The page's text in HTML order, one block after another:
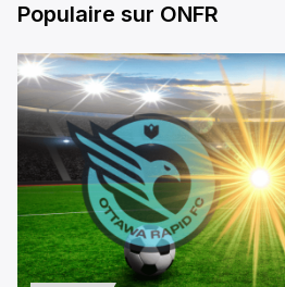
Populaire sur ONFR